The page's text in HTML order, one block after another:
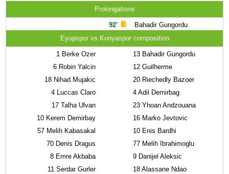
Prolongations
92'
Bahadir Gungordu
Eyupspor vs Konyaspor composition
1 Berke Ozer
6 Robin Yalcin
18 Nihad Mujakic
4 Luccas Claro
17 Talha Ulvan
10 Kerem Demirbay
57 Melih Kabasakal
70 Denis Dragus
8 Emre Akbaba
11 Serdar Gurler
13 Bahadir Gungordu
12 Guilherme
20 Riechedly Bazoer
4 Adil Demirbag
23 Yhoan Andzouana
16 Marko Jevtovic
10 Enis Bardhi
77 Melih Ibrahimoglu
9 Danijel Aleksic
18 Alassane Ndao